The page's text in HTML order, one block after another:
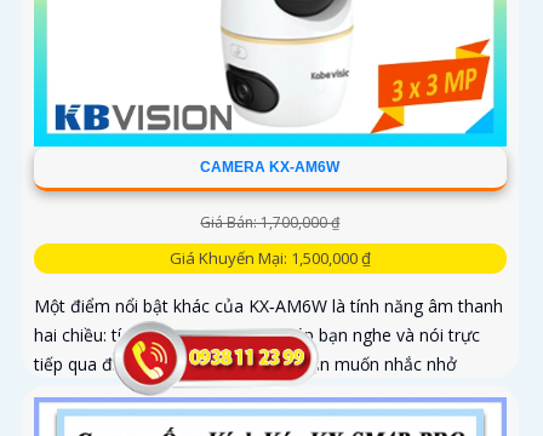
CAMERA KX-AM6W
Giá Bán: 1,700,000 ₫
Giá Khuyến Mại: 1,500,000 ₫
Một điểm nổi bật khác của KX‑AM6W là tính năng âm thanh
hai chiều: tích hợp micro và loa giúp bạn nghe và nói trực
tiếp qua điện thoại, thuận tiện khi bạn muốn nhắc nhở
người nhà, trò chuyện với khách hoặc cảnh báo người lạ.
Kết hợp với khả năng lưu trữ thẻ nhớ và xem lại nhanh